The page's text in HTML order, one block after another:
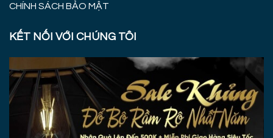
CHÍNH SÁCH BẢO MẬT
KẾT NỐI VỚI CHÚNG TÔI